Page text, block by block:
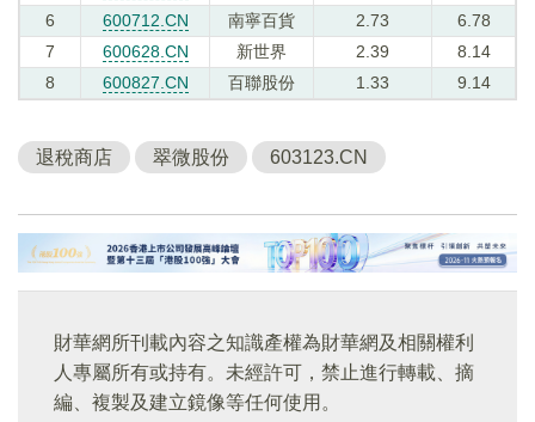
6
600712.CN 南寧百貨 2.73
6.78
7
600628.CN 新世界 2.39
8.14
8
600827.CN 百聯股份 1.33 9.14
退稅商店 翠微股份 603123.CN
財華網所刊載內容之知識產權為財華網及相關權利
人專屬所有或持有。未經許可，禁止進行轉載、摘
編、複製及建立鏡像等任何使用。